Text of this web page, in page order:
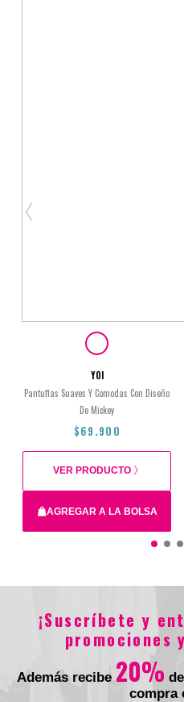
YOI
Pantuflas Suaves Y Comodas Con Diseño
De Mickey
$69.900
AGREGAR A LA BOLSA
VER PRODUCTO
¡Suscríbete y
promociones
Además recibe 20%
compra